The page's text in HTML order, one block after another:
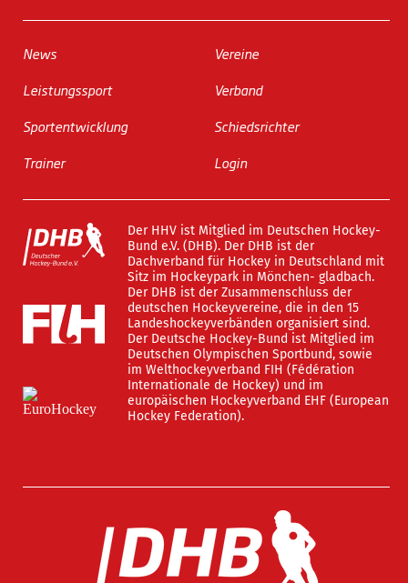
News
Leistungssport
Sportentwicklung
Trainer
Vereine
Verband
Schiedsrichter
Login
Der HHV ist Mitglied im Deutschen Hockey-
Bund e.V. (DHB). Der DHB ist der
Dachverband für Hockey in Deutschland mit
Sitz im Hockeypark in Mönchen- gladbach.
Der DHB ist der Zusammenschluss der
deutschen Hockeyvereine, die in den 15
Landeshockeyverbänden organisiert sind.
Der Deutsche Hockey-Bund ist Mitglied im
Deutschen Olympischen Sportbund, sowie
im Welthockeyverband FIH (Fédération
Internationale de Hockey) und im
europäischen Hockeyverband EHF (European
Hockey Federation).